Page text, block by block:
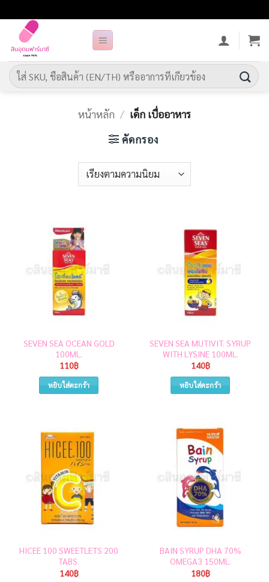
ไป
เนื้อหา
ค้นหา:
หน้าหลัก / เด็ก เบื่ออาหาร
คัดกรอง
SEVEN SEA OCEAN GOLD
100ML.
110฿
หยิบใส่ตะกร้า
SEVEN SEA MUTIVIT. SYRUP
WITH LYSINE 100ML.
140฿
หยิบใส่ตะกร้า
HICEE 100 SWEETLETS 200
TABS.
140฿
BAIN SYRUP DHA 70%
OMEGA3 150ML.
180฿